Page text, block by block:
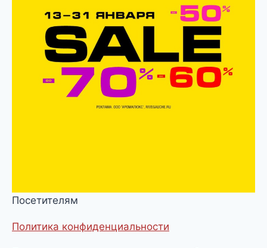
Посетителям
Политика конфиденциальности